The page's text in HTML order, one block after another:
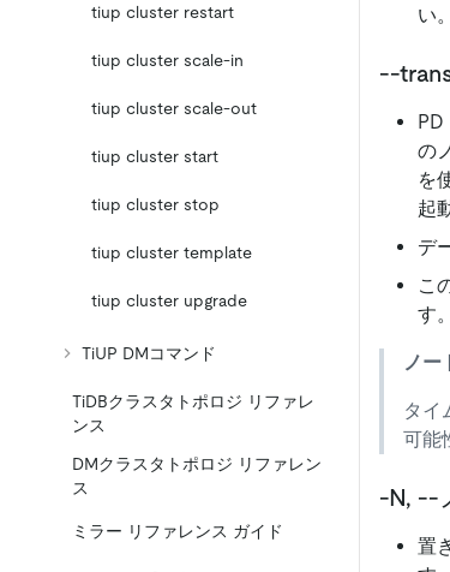
tiup cluster restart
tiup cluster scale-in
tiup cluster scale-out
tiup cluster start
tiup cluster stop
tiup cluster template
tiup cluster upgrade
TiUP DMコマンド
TiDBクラスタトポロジ リファレ
ンス
DMクラスタトポロジ リファレン
ス
ミラー リファレンス ガイド
い。
--
PD
の
を
起
デ
こ
す。
ノー
タイ
可能
-N, --
置